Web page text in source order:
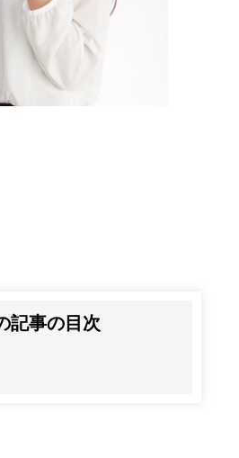
記事の目次